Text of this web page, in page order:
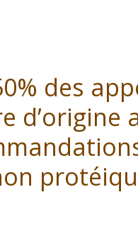
des
d’origine